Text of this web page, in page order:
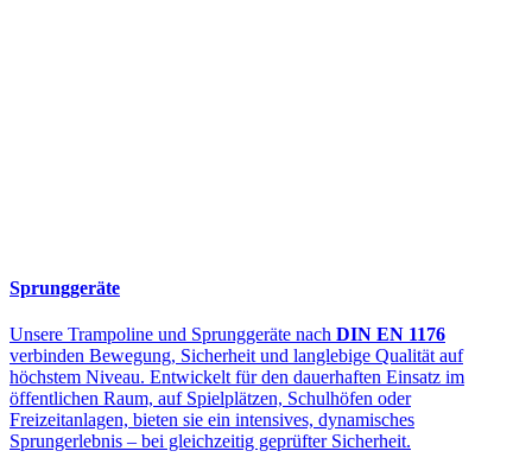
Sprunggeräte
Unsere Trampoline und Sprunggeräte nach DIN EN 1176
verbinden Bewegung, Sicherheit und langlebige Qualität auf
höchstem Niveau. Entwickelt für den dauerhaften Einsatz im
öffentlichen Raum, auf Spielplätzen, Schulhöfen oder
Freizeitanlagen, bieten sie ein intensives, dynamisches
Sprungerlebnis – bei gleichzeitig geprüfter Sicherheit.